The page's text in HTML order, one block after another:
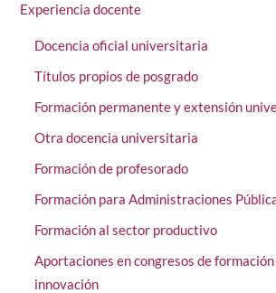
Experiencia docente
Docencia oficial universitaria
Títulos propios de posgrado
Formación permanente y extensión
Otra docencia universitaria
Formación de profesorado
Formación para Administraciones
Formación al sector productivo
Aportaciones en congresos de
innovación